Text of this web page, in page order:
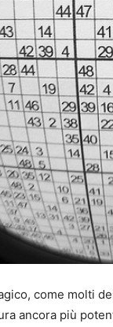
come molti
ancora più